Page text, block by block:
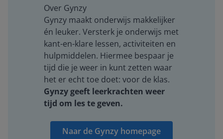
Over Gynzy
Gynzy maakt onderwijs makkelijker
én leuker. Versterk je onderwijs met
kant-en-klare lessen, activiteiten en
hulpmiddelen. Hiermee bespaar je
tijd die je weer in kunt zetten waar
het er echt toe doet: voor de klas.
Gynzy geeft leerkrachten weer
tijd om les te geven.
Naar de Gynzy homepage